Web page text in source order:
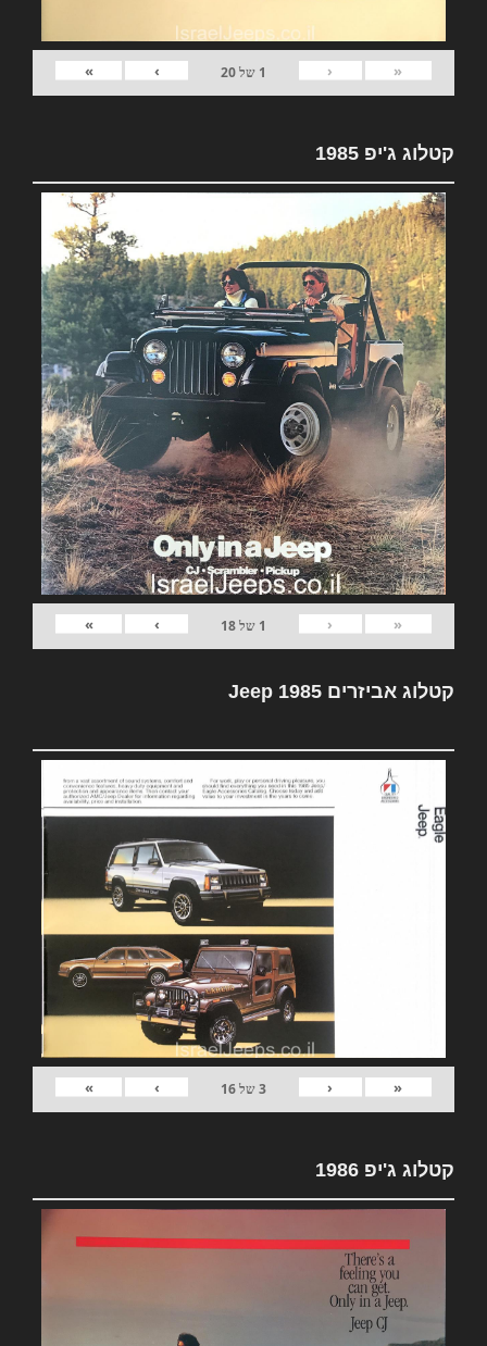
«
‹
1 של20
›
»
קטלוג ג'יפ 1985
«
‹
1 של18
›
»
קטלוג אביזרים Jeep 1985
«
‹
3של16
›
»
קטלוג ג'יפ 1986